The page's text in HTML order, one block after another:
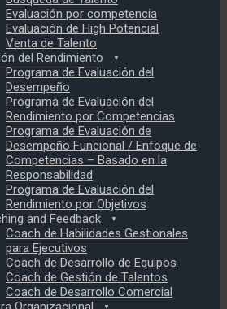
Evaluación por competencia
Evaluación de High Potencial
Venta de Talento
del Rendimiento
Programa de Evaluación del
Desempeño
Programa de Evaluación del
Rendimiento por Competencias
Programa de Evaluación de
Desempeño Funcional / Enfoque de
Competencias – Basado en la
Responsabilidad
Programa de Evaluación del
Rendimiento por Objetivos
and Feedback
Coach de Habilidades Gestionales
para Ejecutivos
Coach de Desarrollo de Equipos
Coach de Gestión de Talentos
Coach de Desarrollo Comercial